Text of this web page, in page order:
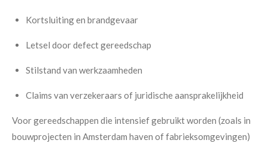
Kortsluiting en brandgevaar
Letsel door defect gereedschap
Stilstand van werkzaamheden
Claims van verzekeraars of juridische aansprakelijkheid
Voor gereedschappen die intensief gebruikt worden (zoals in
bouwprojecten in Amsterdam haven of fabrieksomgevingen)